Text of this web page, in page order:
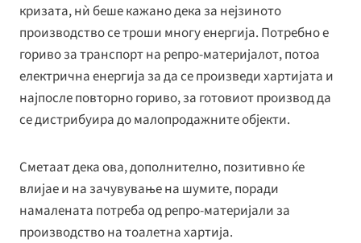
кризата, нѝ беше кажано дека за нејзиното
производство се троши многу енергија. Потребно е
гориво за транспорт на репро-материјалот, потоа
електрична енергија за да се произведи хартијата и
најпосле повторно гориво, за готовиот производ да
се дистрибуира до малопродажните објекти.
Сметаат дека ова, дополнително, позитивно ќе
влијае и на зачувување на шумите, поради
намалената потреба од репро-материјали за
производство на тоалетна хартија.